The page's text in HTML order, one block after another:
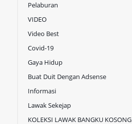
Pelaburan
VIDEO
Video Best
Covid-19
Gaya Hidup
Buat Duit Dengan Adsense
Informasi
Lawak Sekejap
KOLEKSI LAWAK BANGKU KOSONG